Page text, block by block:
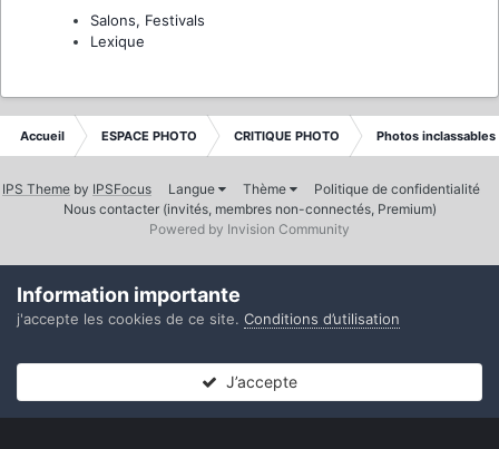
Salons, Festivals
Lexique
Accueil ESPACE PHOTO CRITIQUE PHOTO Photos inclassables
IPS Theme by IPSFocus Langue Thème
Politique de confidentialité
Nous contacter (invités, membres non-connectés, Premium)
Powered by Invision Community
Information importante
j'accepte les cookies de ce site. Conditions d’utilisation
J’accepte